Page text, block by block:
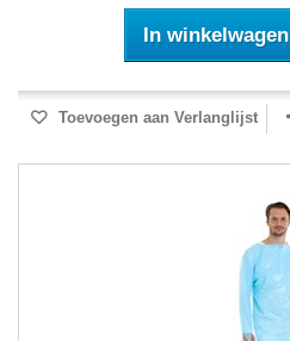
In winkelwagen
Toevoegen aan Verlanglijst